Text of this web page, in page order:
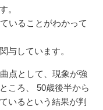
。
いることがわかって
与しています。
点として、現象が強
ころ、 50歳後半から
いるという結果が判